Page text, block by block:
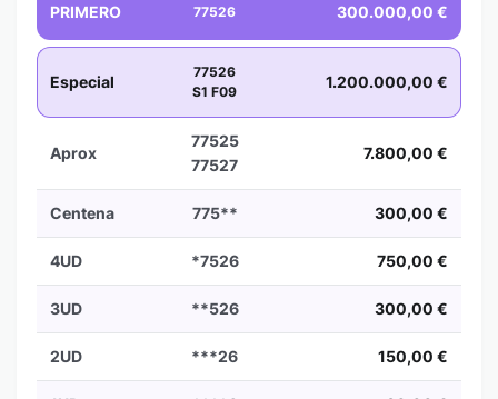
PRIMERO 77526 300.000,00 €
Especial
77526
S1 F09
1.200.000,00 €
Aprox
77525
77527
7.800,00 €
Centena 775** 300,00 €
4UD *7526 750,00 €
3UD **526 300,00 €
2UD ***26 150,00 €